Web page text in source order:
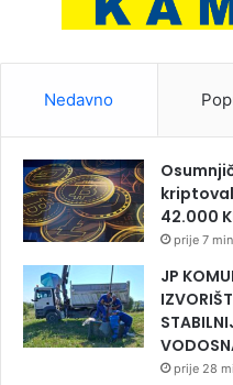
Nedavno
42.000
prije 7
JP
prije 28